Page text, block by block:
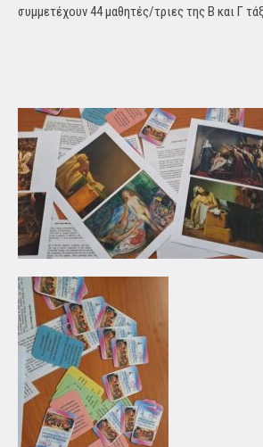
συμμετέχουν 44 μαθητές/τριες της Β και Γ